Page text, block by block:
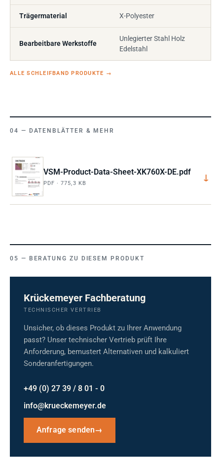
Trägermaterial X-Polyester
Bearbeitbare Werkstoffe
Unlegierter Stahl Holz
Edelstahl
ALLE SCHLEIFBAND PRODUKTE →
DATENBLÄTTER & MEHR
VSM-Product-Data-Sheet-XK760X-DE.pdf
PDF · 775,3 KB
↓
BERATUNG ZU DIESEM PRODUKT
Krückemeyer Fachberatung
TECHNISCHER VERTRIEB
Unsicher, ob dieses Produkt zu Ihrer Anwendung
passt? Unser technischer Vertrieb prüft Ihre
Anforderung, bemustert Alternativen und kalkuliert
Sonderanfertigungen.
+49 (0) 27 39 / 8 01 - 0
info@krueckemeyer.de
Anfrage senden→